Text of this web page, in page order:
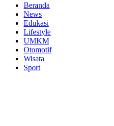
Beranda
News
Edukasi
Lifestyle
UMKM
Otomotif
Wisata
Sport